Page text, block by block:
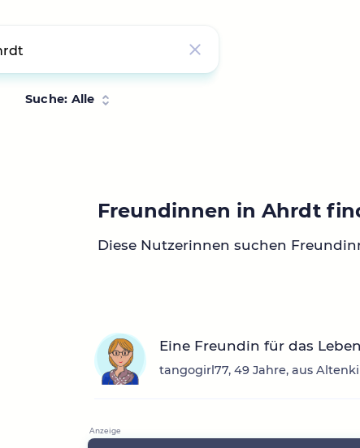
Suche: Alle
Freundinnen in Ahrdt
Diese Nutzerinnen suchen
Eine Freundin für das
tangogirl77, 49 Jahre, aus